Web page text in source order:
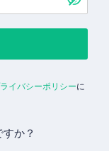
イバシーポリシーに
か？